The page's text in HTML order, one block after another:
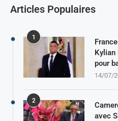
Articles Populaires
1
Kylian
pour
14/07/
2
avec